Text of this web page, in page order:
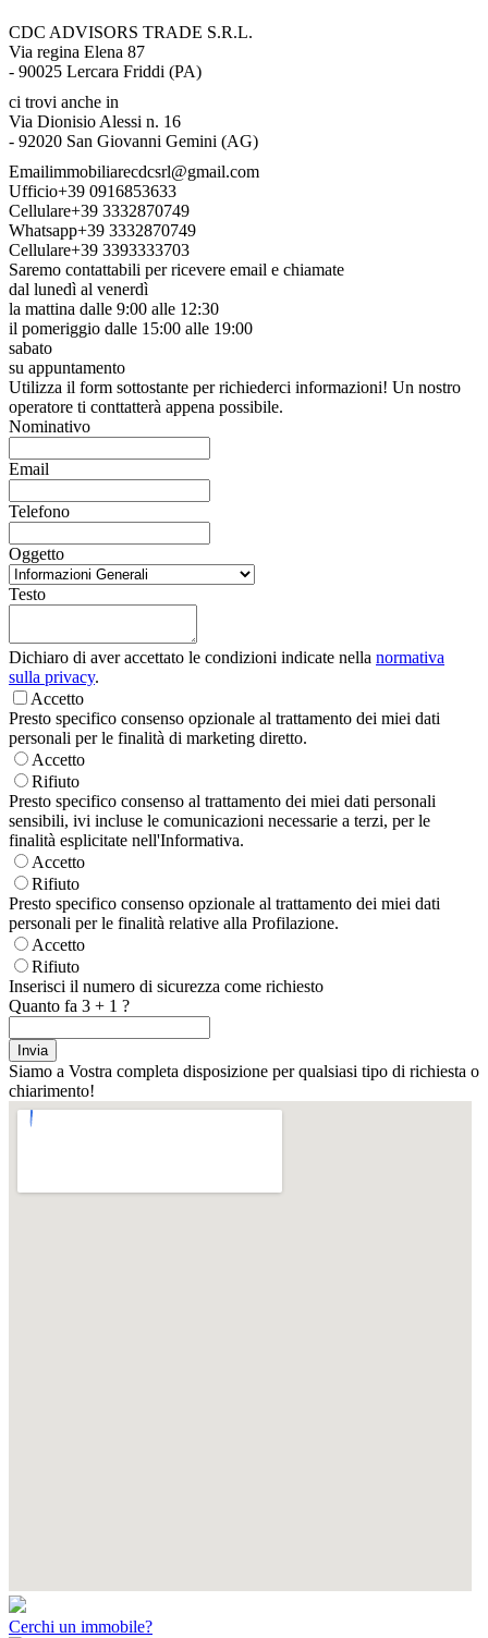
CDC ADVISORS TRADE S.R.L.
Via regina Elena 87
- 90025 Lercara Friddi (PA)
ci trovi anche in
Via Dionisio Alessi n. 16
- 92020 San Giovanni Gemini (AG)
Emailimmobiliarecdcsrl@gmail.com
Ufficio+39 0916853633
Cellulare+39 3332870749
Whatsapp+39 3332870749
Cellulare+39 3393333703
Saremo contattabili per ricevere email e chiamate
dal lunedì al venerdì
la mattina dalle 9:00 alle 12:30
il pomeriggio dalle 15:00 alle 19:00
sabato
su appuntamento
Utilizza il form sottostante per richiederci informazioni! Un nostro
operatore ti conttatterà appena possibile.
Nominativo
Email
Telefono
Oggetto
Testo
Dichiaro di aver accettato le condizioni indicate nella normativa
sulla privacy.
Accetto
Presto specifico consenso opzionale al trattamento dei miei dati
personali per le finalità di marketing diretto.
Accetto
Rifiuto
Presto specifico consenso al trattamento dei miei dati personali
sensibili, ivi incluse le comunicazioni necessarie a terzi, per le
finalità esplicitate nell'Informativa.
Accetto
Rifiuto
Presto specifico consenso opzionale al trattamento dei miei dati
personali per le finalità relative alla Profilazione.
Accetto
Rifiuto
Inserisci il numero di sicurezza come richiesto
Quanto fa 3 + 1 ?
Siamo a Vostra completa disposizione per qualsiasi tipo di richiesta o
chiarimento!
Cerchi un immobile?